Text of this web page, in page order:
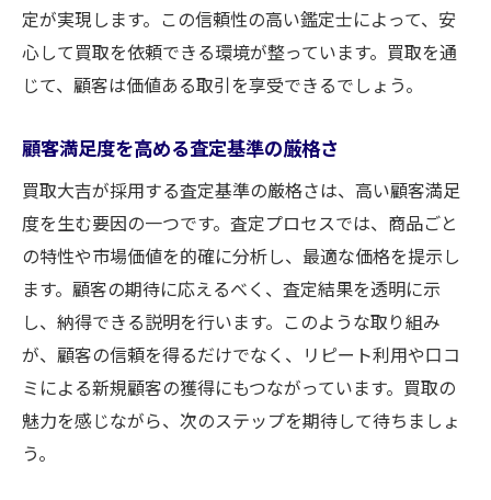
定が実現します。この信頼性の高い鑑定士によって、安
心して買取を依頼できる環境が整っています。買取を通
じて、顧客は価値ある取引を享受できるでしょう。
顧客満足度を高める査定基準の厳格さ
買取大吉が採用する査定基準の厳格さは、高い顧客満足
度を生む要因の一つです。査定プロセスでは、商品ごと
の特性や市場価値を的確に分析し、最適な価格を提示し
ます。顧客の期待に応えるべく、査定結果を透明に示
し、納得できる説明を行います。このような取り組み
が、顧客の信頼を得るだけでなく、リピート利用や口コ
ミによる新規顧客の獲得にもつながっています。買取の
魅力を感じながら、次のステップを期待して待ちましょ
う。